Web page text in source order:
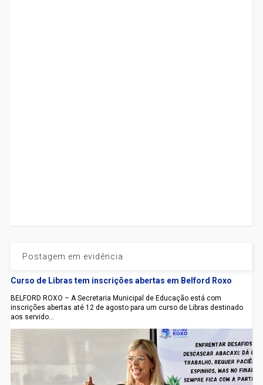
Postagem em evidência
Curso de Libras tem inscrições abertas em Belford Roxo
BELFORD ROXO – A Secretaria Municipal de Educação está com
inscrições abertas até 12 de agosto para um curso de Libras destinado
aos servido...